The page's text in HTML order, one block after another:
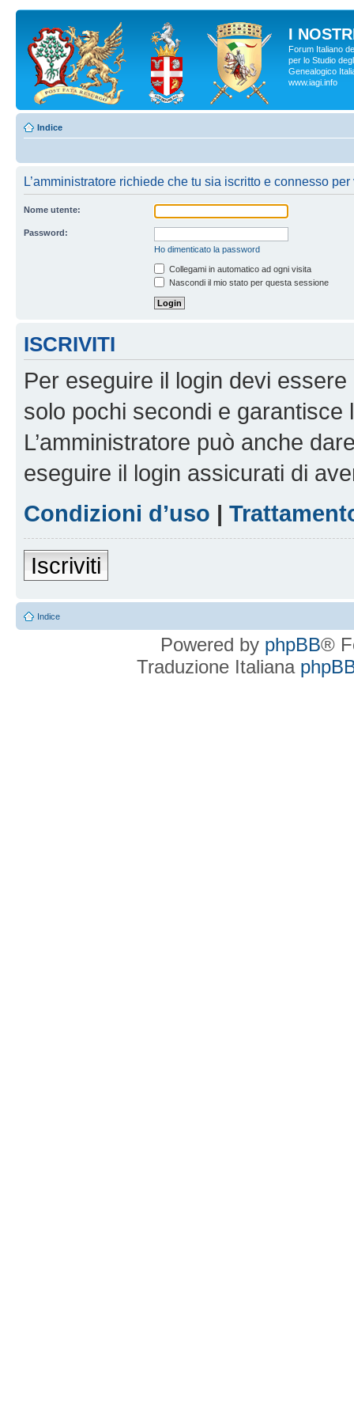
I
Forum Italiano
per lo Studio
Genealogico
www.iagi.info
Indice
L’amministratore richiede che tu sia iscritto e connesso
Nome utente:
Password:
Ho dimenticato la password
Collegami in automatico ad ogni visita
Nascondi il mio stato per questa sessione
ISCRIVITI
Per eseguire il login devi
solo pochi secondi e garantisce
L’amministratore può anche
eseguire il login assicurati di
Condizioni d’uso |
Iscriviti
Indice
Powered by phpBB®
Traduzione Italiana